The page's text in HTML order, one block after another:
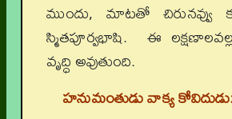
ముందు, మాటతో చిరునవ్వు
స్మితపూర్వభాషి. ఈ
వృద్ధి అవుతుంది.
హనుమంతుడు వాక్య